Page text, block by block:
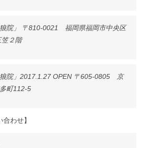
院」 〒810-0021 福岡県福岡市中央区
２階
院」2017.1.27 OPEN 〒605-0805 京
町112-5
わせ】